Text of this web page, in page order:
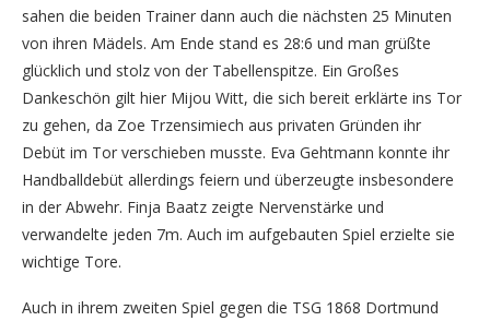
sahen die beiden Trainer dann auch die nächsten 25 Minuten
von ihren Mädels. Am Ende stand es 28:6 und man grüßte
glücklich und stolz von der Tabellenspitze. Ein Großes
Dankeschön gilt hier Mijou Witt, die sich bereit erklärte ins Tor
zu gehen, da Zoe Trzensimiech aus privaten Gründen ihr
Debüt im Tor verschieben musste. Eva Gehtmann konnte ihr
Handballdebüt allerdings feiern und überzeugte insbesondere
in der Abwehr. Finja Baatz zeigte Nervenstärke und
verwandelte jeden 7m. Auch im aufgebauten Spiel erzielte sie
wichtige Tore.
Auch in ihrem zweiten Spiel gegen die TSG 1868 Dortmund